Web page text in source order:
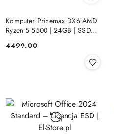
Komputer Pricemax DX6 AMD
Ryzen 5 5500 | 24GB | SSD
Win 11 | Mysz+ klawiatura 3 lata
Cena:
4499.00